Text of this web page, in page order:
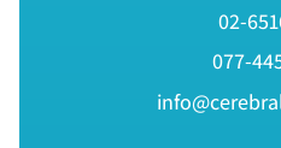
02-
077-